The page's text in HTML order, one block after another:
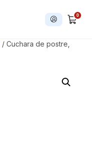
Iniciar
0
/ Cuchara de postre,